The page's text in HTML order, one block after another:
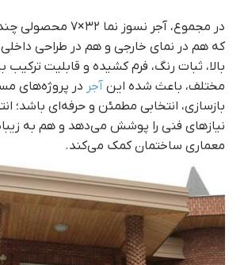
در مجموع، آجر نسوز نما
که هم در نمای خارجی و هم در طراحی داخلی
بالا، ثبات رنگ، فرم کشیده و قابلیت ترکیب
مختلف، باعث شده این آجر در پروژه‌های
بازسازی، انتخابی مطمئن و حرفه‌ای باشد؛
نیازهای فنی را پوشش می‌دهد و هم به
معماری ساختمان کمک می‌کند.